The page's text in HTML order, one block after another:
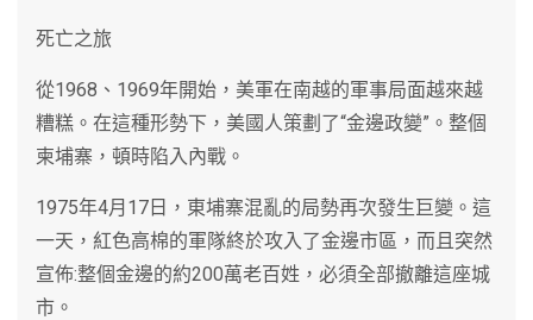
死亡之旅
從1968、1969年開始，美軍在南越的軍事局面越來越
糟糕。在這種形勢下，美國人策劃了“金邊政變”。整個
柬埔寨，頓時陷入內戰。
1975年4月17日，東埔寨混亂的局勢再次發生巨變。這
一天，紅色高棉的軍隊終於攻入了金邊市區，而且突然
宣佈:整個金邊的約200萬老百姓，必須全部撤離這座城
市。